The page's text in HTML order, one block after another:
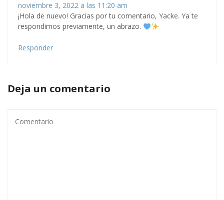
noviembre 3, 2022 a las 11:20 am
¡Hola de nuevo! Gracias por tu comentario, Yacke. Ya te
respondimos previamente, un abrazo.
Responder
Deja un comentario